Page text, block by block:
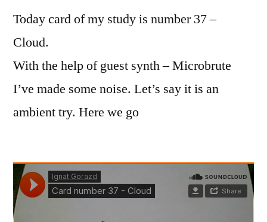
Today card of my study is number 37 –
Cloud.
With the help of guest synth – Microbrute
I’ve made some noise. Let’s say it is an
ambient try. Here we go